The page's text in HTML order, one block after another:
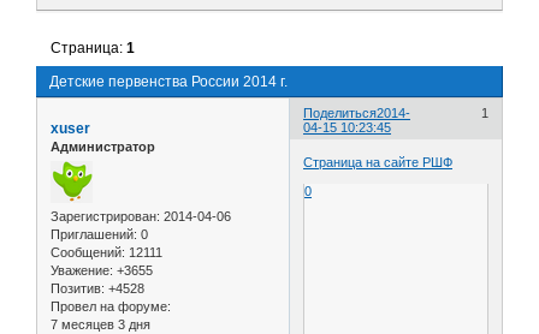
Детские первенства России 2014 г.
Страница:1
Поделиться 1
2014-
04-15 10:23:45
xuser
Администратор
Зарегистрирован: 2014-04-06
Приглашений: 0
Сообщений: 12111
Уважение: +3655
Позитив: +4528
Провел на форуме:
7 месяцев 3 дня
Страница на сайте РШФ
0